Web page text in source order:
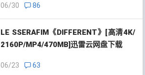
06/30 86
LE SSERAFIM《DIFFERENT》[高清4K/
2160P/MP4/470MB]迅雷云网盘下载
06/23 63